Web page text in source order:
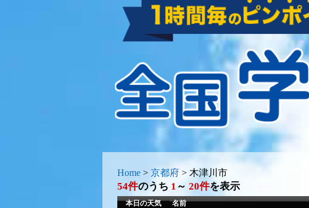
Home > 京都府 > 木津川市
54件のうち 1 ～ 20件を表示
本日の天気 名前